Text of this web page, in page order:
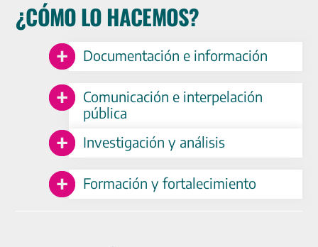
¿CÓMO LO HACEMOS?
Documentación e información
Comunicación e interpelación
pública
Investigación y análisis
Formación y fortalecimiento